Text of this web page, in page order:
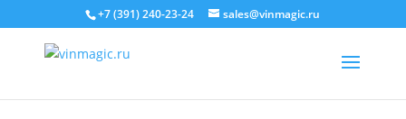
+7 (391) 240-23-24 sales@vinmagic.ru